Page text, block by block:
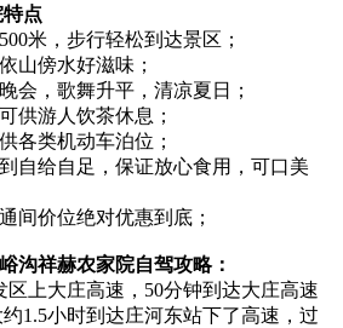
点
米，步行轻松到达景区；
山傍水好滋味；
，歌舞升平，清凉夏日；
供游人饮茶休息；
各类机动车泊位；
自给自足，保证放心食用，可口美
价位绝对优惠到底；
沟祥赫农家院自驾攻略：
上大庄高速，50分钟到达大庄高速
1.5小时到达庄河东站下了高速，过